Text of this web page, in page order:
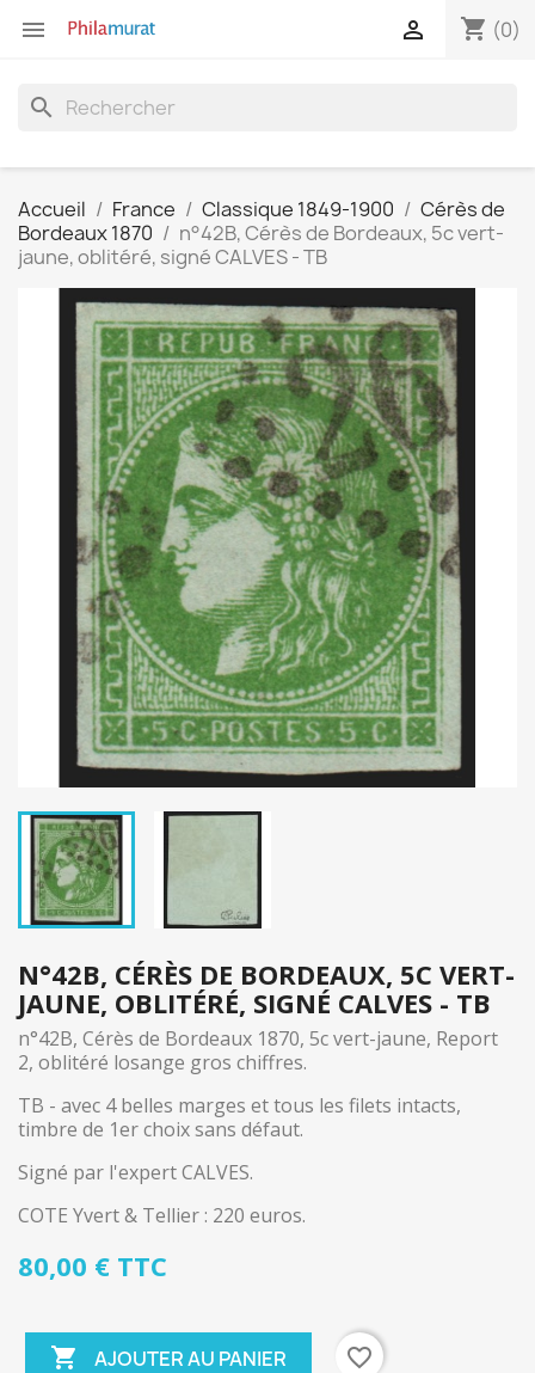
 shopping_cart (0)

search
Accueil France Classique 1849-1900
Cérès de
Bordeaux 1870
n°42B, Cérès de Bordeaux, 5c vert-
jaune, oblitéré, signé CALVES - TB
N°42B, CÉRÈS DE BORDEAUX, 5C VERT-
JAUNE, OBLITÉRÉ, SIGNÉ CALVES - TB
n°42B, Cérès de Bordeaux 1870, 5c vert-jaune, Report
2, oblitéré losange gros chiffres.
TB - avec 4 belles marges et tous les filets intacts,
timbre de 1er choix sans défaut.
Signé par l'expert CALVES.
COTE Yvert & Tellier : 220 euros.
80,00 € TTC
 AJOUTER AU PANIER favorite_border